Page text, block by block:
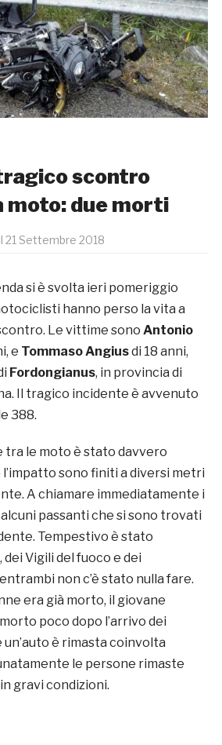
scontro
due morti
il 21 Settembre 2018
si è svolta ieri pomeriggio
hanno perso la vita a
Le vittime sono Antonio
e Tommaso Angiusdi 18 anni,
Fordongianus, in provincia di
Il tragico incidente è avvenuto
388.
le moto è stato davvero
sono finiti a diversi metri
A chiamare immediatamente i
passanti che si sono trovati
Tempestivo è stato
dei Vigili del fuoco e dei
non c’è stato nulla fare.
era già morto, il giovane
poco dopo l’arrivo dei
è rimasta coinvolta
le persone rimaste
gravi condizioni.